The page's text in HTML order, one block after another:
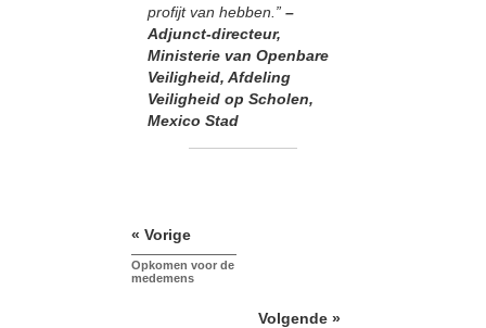
profijt van hebben.” –
Adjunct-directeur,
Ministerie van Openbare
Veiligheid, Afdeling
Veiligheid op Scholen,
Mexico Stad
« Vorige
Opkomen voor de
medemens
Volgende »